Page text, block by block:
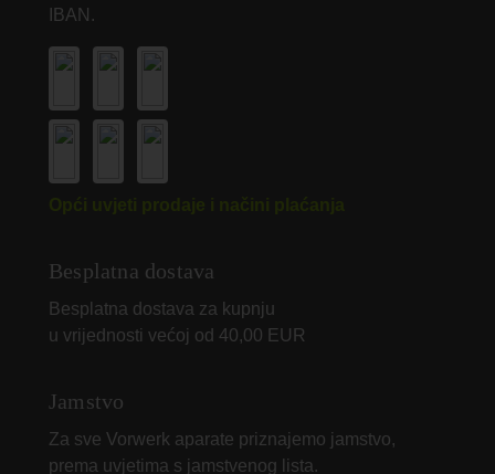
IBAN.
Besplatna dostava
Besplatna dostava za kupnju
u vrijednosti većoj od 40,00 EUR
Jamstvo
Za sve Vorwerk aparate priznajemo jamstvo,
prema uvjetima s jamstvenog lista.